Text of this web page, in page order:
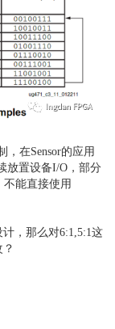
，在Sensor的应用
放置设备I/O，部分
不能直接使用
，那么对6:1,5:1这